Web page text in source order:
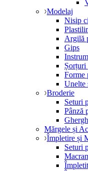
Modelaj
Nisip
Argilă
Gips
Șorțuri
Forme
Unelte
Broderie
Seturi
Pânză
Mărgele și
Împletire și
Seturi